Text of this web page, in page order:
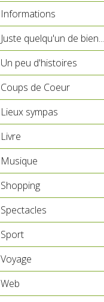
Informations
Juste quelqu'un de bien...
Un peu d'histoires
Coups de Coeur
Lieux sympas
Livre
Musique
Shopping
Spectacles
Sport
Voyage
Web